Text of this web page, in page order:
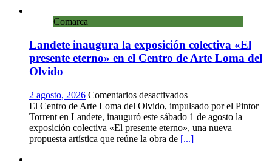
Comarca
Landete inaugura la exposición colectiva «El
presente eterno» en el Centro de Arte Loma del
Olvido
2 agosto, 2026 Comentarios desactivadosen
Landete
inaugura
la
exposición
El Centro de Arte Loma del Olvido, impulsado por el Pintor
Torrent en Landete, inauguró este sábado 1 de agosto la
exposición colectiva «El presente eterno», una nueva
propuesta artística que reúne la obra de [...]